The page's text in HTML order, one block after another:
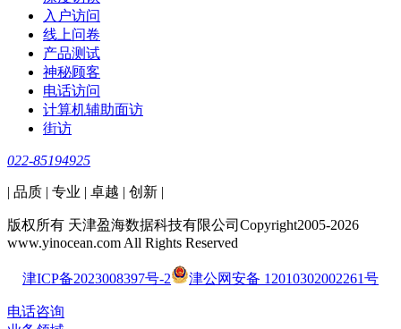
入户访问
线上问卷
产品测试
神秘顾客
电话访问
计算机辅助面访
街访
022-85194925
| 品质 | 专业 | 卓越 | 创新 |
版权所有 天津盈海数据科技有限公司Copyright2005-2026
www.yinocean.com All Rights Reserved
津ICP备2023008397号-2 津公网安备 12010302002261号
电话咨询